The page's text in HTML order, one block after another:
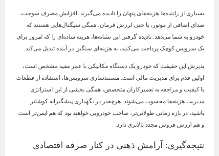
بسیاری از راننده‌ها هزینه‌های پنهان را نادیده می‌گیرند. افزایش مصرف سوخت،
صدای اضافی از موتور، یا حتی لرزش فرمان، همگی سیگنال‌هایی هستند که
خودرو به شما می‌دهد. نادیده گرفتن این نشانه‌ها، هزینه ساده‌ای را که امروز برای
یک سرویس کوچک پرداخت می‌کنید، به هزینه‌ای سنگین در آینده تبدیل می‌کند.
پذیرش این حقیقت که خودرو یک دستگاه مکانیکی با عمر مفید مشخص است،
اولین قدم برای مدیریت مالی است. مستندسازی سرویس‌ها، استفاده از قطعات
با کیفیت و مراجعه به تعمیرکاران متخصص، همگی بخشی از این استراتژی
مدیریت هزینه‌ها محسوب می‌شوند. هرچقدر در نگهداری پیشگیرانه کوشاتر
باشید، در بازه زمانی طولانی‌تر، صاحب خودرویی خواهید بود که هم ایمن‌تر است
و هم ارزش فروش مجدد بالاتری دارد.
نتیجه‌گیری: آرامش ذهنی در کنار صرفه اقتصادی